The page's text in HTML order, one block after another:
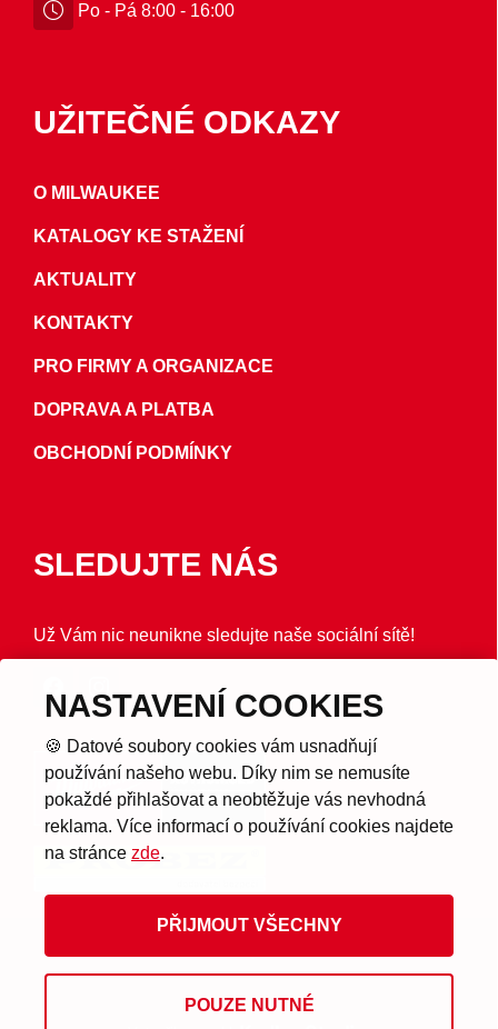
Po - Pá 8:00 - 16:00
UŽITEČNÉ ODKAZY
O MILWAUKEE
KATALOGY KE STAŽENÍ
AKTUALITY
KONTAKTY
PRO FIRMY A ORGANIZACE
DOPRAVA A PLATBA
OBCHODNÍ PODMÍNKY
SLEDUJTE NÁS
Už Vám nic neunikne sledujte naše sociální sítě!
NASTAVENÍ COOKIES
🍪 Datové soubory cookies vám usnadňují
používání našeho webu. Díky nim se nemusíte
pokaždé přihlašovat a neobtěžuje vás nevhodná
reklama. Více informací o používání cookies najdete
na stránce zde.
PŘIJMOUT VŠECHNY
POUZE NUTNÉ